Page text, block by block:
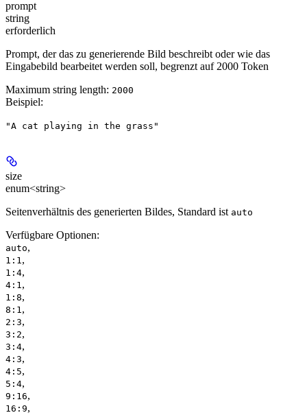
prompt
string
erforderlich
Prompt, der das zu generierende Bild beschreibt oder wie das
Eingabebild bearbeitet werden soll, begrenzt auf 2000 Token
Maximum string length: 2000
Beispiel:
"A cat playing in the grass"
size
enum<string>
Seitenverhältnis des generierten Bildes, Standard ist auto
Verfügbare Optionen:
auto,
1:1,
1:4,
4:1,
1:8,
8:1,
2:3,
3:2,
3:4,
4:3,
4:5,
5:4,
9:16,
16:9,